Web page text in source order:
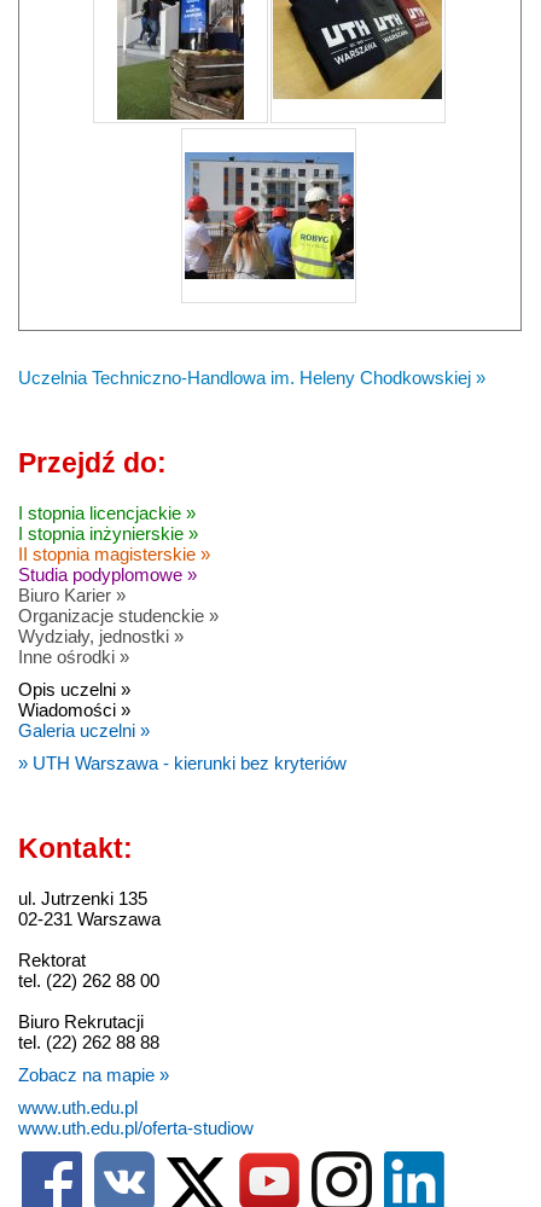
Uczelnia Techniczno-Handlowa im. Heleny Chodkowskiej »
Przejdź do:
I stopnia licencjackie »
I stopnia inżynierskie »
II stopnia magisterskie »
Studia podyplomowe »
Biuro Karier »
Organizacje studenckie »
Wydziały, jednostki »
Inne ośrodki »
Opis uczelni »
Wiadomości »
Galeria uczelni »
» UTH Warszawa - kierunki bez kryteriów
Kontakt:
ul. Jutrzenki 135
02-231 Warszawa
Rektorat
tel. (22) 262 88 00
Biuro Rekrutacji
tel. (22) 262 88 88
Zobacz na mapie »
www.uth.edu.pl
www.uth.edu.pl/oferta-studiow